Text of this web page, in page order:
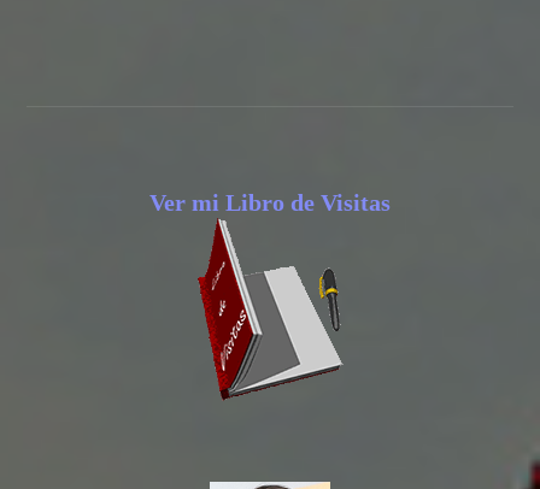
Ver mi Libro de Visitas